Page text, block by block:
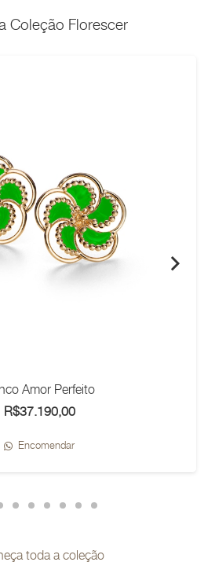
Coleção Florescer
Amor Perfeito
R$37.190,00
Encomendar
toda a coleção